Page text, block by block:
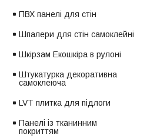
ПВХ панелі для стін
Шпалери для стін самоклейні
Шкірзам Екошкіра в рулоні
Штукатурка декоративна
самоклеюча
LVT плитка для підлоги
Панелі із тканинним
покриттям